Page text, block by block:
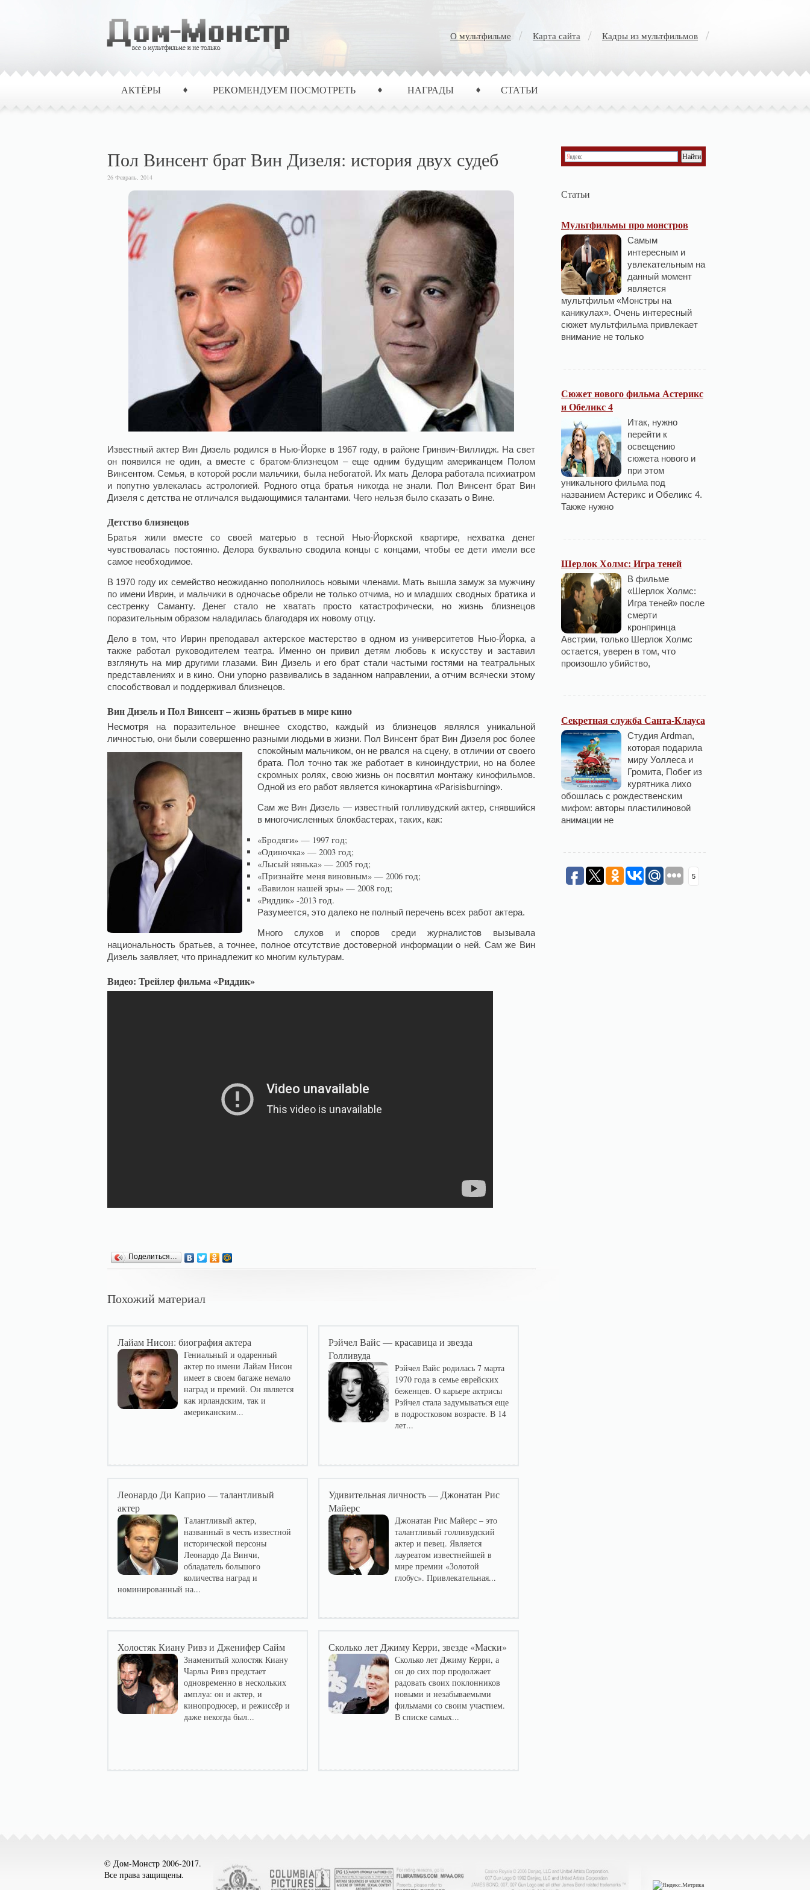
Кадры из мультфильмов
Карта сайта
О мультфильме
АКТЁРЫ РЕКОМЕНДУЕМ ПОСМОТРЕТЬ НАГРАДЫ СТАТЬИ
Статьи
Мультфильмы про монстров
Самым
интересным и
увлекательным на
данный момент
является
мультфильм «Монстры на
каникулах». Очень интересный
сюжет мультфильма привлекает
внимание не только
Сюжет нового фильма Астерикс
и Обеликс 4
Итак, нужно
перейти к
освещению
сюжета нового и
при этом
уникального фильма под
названием Астерикс и Обеликс 4.
Также нужно
Шерлок Холмс: Игра теней
В фильме
«Шерлок Холмс:
Игра теней» после
смерти
кронпринца
Австрии, только Шерлок Холмс
остается, уверен в том, что
произошло убийство,
Секретная служба Санта-Клауса
Студия Ardman,
которая подарила
миру Уоллеса и
Громита, Побег из
курятника лихо
обошлась с рождественским
мифом: авторы пластилиновой
анимации не
5
Пол Винсент брат Вин Дизеля: история двух судеб
26 Февраль, 2014
Известный актер Вин Дизель родился в Нью-Йорке в 1967 году, в районе Гринвич-Виллидж. На свет
он появился не один, а вместе с братом-близнецом – еще одним будущим американцем Полом
Винсентом. Семья, в которой росли мальчики, была небогатой. Их мать Делора работала психиатром
и попутно увлекалась астрологией. Родного отца братья никогда не знали. Пол Винсент брат Вин
Дизеля с детства не отличался выдающимися талантами. Чего нельзя было сказать о Вине.
Детство близнецов
Братья жили вместе со своей матерью в тесной Нью-Йоркской квартире, нехватка денег
чувствовалась постоянно. Делора буквально сводила концы с концами, чтобы ее дети имели все
самое необходимое.
В 1970 году их семейство неожиданно пополнилось новыми членами. Мать вышла замуж за мужчину
по имени Иврин, и мальчики в одночасье обрели не только отчима, но и младших сводных братика и
сестренку Саманту. Денег стало не хватать просто катастрофически, но жизнь близнецов
поразительным образом наладилась благодаря их новому отцу.
Дело в том, что Иврин преподавал актерское мастерство в одном из университетов Нью-Йорка, а
также работал руководителем театра. Именно он привил детям любовь к искусству и заставил
взглянуть на мир другими глазами. Вин Дизель и его брат стали частыми гостями на театральных
представлениях и в кино. Они упорно развивались в заданном направлении, а отчим всячески этому
способствовал и поддерживал близнецов.
Вин Дизель и Пол Винсент – жизнь братьев в мире кино
Несмотря на поразительное внешнее сходство, каждый из близнецов являлся уникальной
личностью, они были совершенно разными людьми в жизни. Пол Винсент брат Вин Дизеля рос более
спокойным мальчиком, он не рвался на сцену, в отличии от своего
брата. Пол точно так же работает в киноиндустрии, но на более
скромных ролях, свою жизнь он посвятил монтажу кинофильмов.
Одной из его работ является кинокартина «Parisisburning».
Сам же Вин Дизель — известный голливудский актер, снявшийся
в многочисленных блокбастерах, таких, как:
«Бродяги» — 1997 год;
«Одиночка» — 2003 год;
«Лысый нянька» — 2005 год;
«Признайте меня виновным» — 2006 год;
«Вавилон нашей эры» — 2008 год;
«Риддик» -2013 год.
Разумеется, это далеко не полный перечень всех работ актера.
Много слухов и споров среди журналистов вызывала
национальность братьев, а точнее, полное отсутствие достоверной информации о ней. Сам же Вин
Дизель заявляет, что принадлежит ко многим культурам.
Видео: Трейлер фильма «Риддик»
Поделиться…
Похожий материал
Лайам Нисон: биография актера
Гениальный и одаренный
актер по имени Лайам Нисон
имеет в своем багаже немало
наград и премий. Он является
как ирландским, так и
американским...
Рэйчел Вайс — красавица и звезда
Голливуда
Рэйчел Вайс родилась 7 марта
1970 года в семье еврейских
беженцев. О карьере актрисы
Рэйчел стала задумываться еще
в подростковом возрасте. В 14
лет...
Леонардо Ди Каприо — талантливый
актер
Талантливый актер,
названный в честь известной
исторической персоны
Леонардо Да Винчи,
обладатель большого
количества наград и
номинированный на...
Удивительная личность — Джонатан Рис
Майерс
Джонатан Рис Майерс – это
талантливый голливудский
актер и певец. Является
лауреатом известнейшей в
мире премии «Золотой
глобус». Привлекательная...
Холостяк Киану Ривз и Дженифер Сайм
Знаменитый холостяк Киану
Чарльз Ривз предстает
одновременно в нескольких
амплуа: он и актер, и
кинопродюсер, и режиссёр и
даже некогда был...
Сколько лет Джиму Керри, звезде «Маски»
Сколько лет Джиму Керри, а
он до сих пор продолжает
радовать своих поклонников
новыми и незабываемыми
фильмами со своим участием.
В списке самых...
© Дом-Монстр 2006-2017.
Все права защищены.